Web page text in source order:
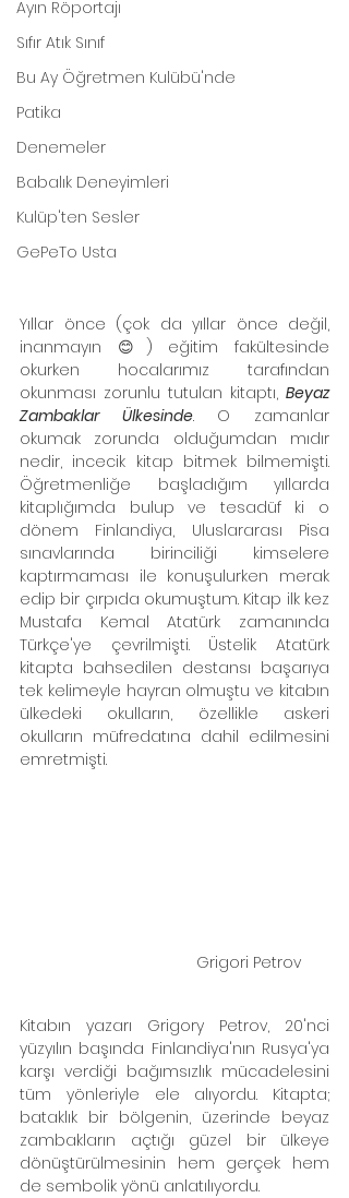
Ayın Röportajı
Sıfır Atık Sınıf
Bu Ay Öğretmen Kulübü'nde
Patika
Denemeler
Babalık Deneyimleri
Kulüp'ten Sesler
GePeTo Usta
Yıllar önce (çok da yıllar önce değil,
inanmayın 😊) eğitim fakültesinde
okurken hocalarımız tarafından
okunması zorunlu tutulan kitaptı, Beyaz
Zambaklar Ülkesinde. O zamanlar
okumak zorunda olduğumdan mıdır
nedir, incecik kitap bitmek bilmemişti.
Öğretmenliğe başladığım yıllarda
kitaplığımda bulup ve tesadüf ki o
dönem Finlandiya, Uluslararası Pisa
sınavlarında birinciliği kimselere
kaptırmaması ile konuşulurken merak
edip bir çırpıda okumuştum. Kitap ilk kez
Mustafa Kemal Atatürk zamanında
Türkçe'ye çevrilmişti. Üstelik Atatürk
kitapta bahsedilen destansı başarıya
tek kelimeyle hayran olmuştu ve kitabın
ülkedeki okulların, özellikle askeri
okulların müfredatına dahil edilmesini
emretmişti.
Grigori Petrov
Kitabın yazarı Grigory Petrov, 20'nci
yüzyılın başında Finlandiya'nın Rusya'ya
karşı verdiği bağımsızlık mücadelesini
tüm yönleriyle ele alıyordu. Kitapta;
bataklık bir bölgenin, üzerinde beyaz
zambakların açtığı güzel bir ülkeye
dönüştürülmesinin hem gerçek hem
de sembolik yönü anlatılıyordu.